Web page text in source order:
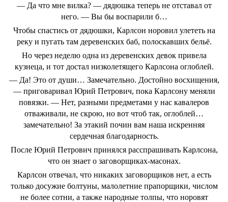
― Да что мне вилка? ― дядюшка теперь не отставал от
него. ― Вы бы воспарили б…
Чтобы спастись от дядюшки, Карлсон норовил улететь на
реку и пугать там деревенских баб, полоскавших бельё.
Но через неделю одна из деревенских девок привела
кузнеца, и тот достал низколетящего Карлсона оглоблей.
― Да! Это от души… Замечательно. Достойно восхищения,
― приговаривал Юрий Петрович, пока Карлсону меняли
повязки. ― Нет, разными предметами у нас кавалеров
отваживали, не скрою, но вот чтоб так, оглоблей…
замечательно! За этакий почин вам наша искренняя
сердечная благодарность.
После Юрий Петрович принялся расспрашивать Карлсона,
что он знает о заговорщиках-масонах.
Карлсон отвечал, что никаких заговорщиков нет, а есть
только досужие болтуны, малолетние прапорщики, числом
не более сотни, а также народные толпы, что норовят